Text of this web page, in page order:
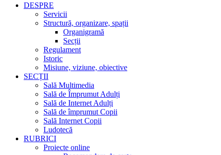
DESPRE
Servicii
Structură, organizare, spații
Organigramă
Secții
Regulament
Istoric
Misiune, viziune, obiective
SECȚII
Sală Multimedia
Sală de Împrumut Adulți
Sală de Internet Adulți
Sală de împrumut Copii
Sală Internet Copii
Ludotecă
RUBRICI
Proiecte online